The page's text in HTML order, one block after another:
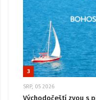
3
SRP, 05 2026
Východočeští zvou s